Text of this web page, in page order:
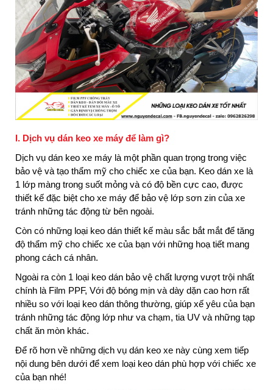
I. Dịch vụ dán keo xe máy để làm gì?
Dịch vụ dán keo xe máy là một phần quan trọng trong việc
bảo vệ và tạo thẩm mỹ cho chiếc xe của bạn. Keo dán xe là
1 lớp màng trong suốt mỏng và có độ bền cực cao, được
thiết kế đặc biệt cho xe máy để bảo vệ lớp sơn zin của xe
tránh những tác động từ bên ngoài.
Còn có những loại keo dán thiết kế màu sắc bắt mắt để tăng
độ thẩm mỹ cho chiếc xe của bạn với những hoạ tiết mang
phong cách cá nhân.
Ngoài ra còn 1 loại keo dán bảo vệ chất lượng vượt trội nhất
chính là Film PPF, Với độ bóng mịn và dày dặn cao hơn rất
nhiều so với loại keo dán thông thường, giúp xế yêu của bạn
tránh những tác động lớp như va chạm, tia UV và những tạp
chất ăn mòn khác.
Để rõ hơn về những dịch vụ dán keo xe này cùng xem tiếp
nội dung bên dưới để xem loại keo dán phù hợp với chiếc xe
của bạn nhé!